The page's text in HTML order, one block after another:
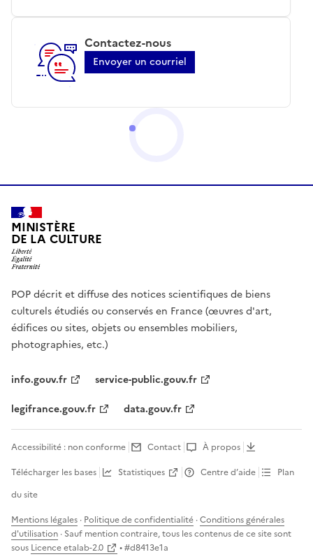
Contactez-nous
Envoyer un courriel
MINISTÈRE
DE LA CULTURE
POP décrit et diffuse des notices scientifiques de biens
culturels étudiés ou conservés en France (œuvres d'art,
édifices ou sites, objets ou ensembles mobiliers,
photographies, etc.)
info.gouv.fr
service-public.gouv.fr
legifrance.gouv.fr
data.gouv.fr
Accessibilité : non conforme Contact
À propos
Télécharger les bases
Statistiques Centre d’aide
Plan
du site
Mentions légales · Politique de confidentialité ·Conditions générales
d'utilisation · Sauf mention contraire, tous les contenus de ce site sont
sous Licence etalab-2.0 • #d8413e1a